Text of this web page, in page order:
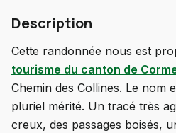
Description
Cette randonnée nous est
tourisme du canton de
Chemin des Collines. Le nom
pluriel mérité. Un tracé très
creux, des passages boisés,